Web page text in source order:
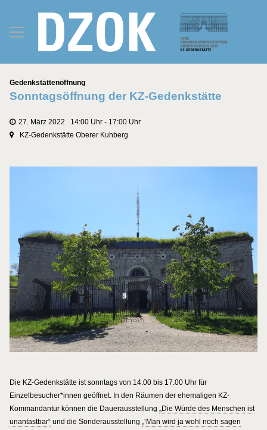
Kategorien
Gedenkstättenöffnung
Sonntagsöffnung der KZ-Gedenkstätte
27. März 2022 14:00 Uhr - 17:00 Uhr
KZ-Gedenkstätte Oberer Kuhberg
Die KZ-Gedenkstätte ist sonntags von 14.00 bis 17.00 Uhr für
Einzelbesucher*innen geöffnet. In den Räumen der ehemaligen KZ-
Kommandantur können die Dauerausstellung „Die Würde des Menschen ist
unantastbar“und die Sonderausstellung „‘Man wird ja wohl noch sagen